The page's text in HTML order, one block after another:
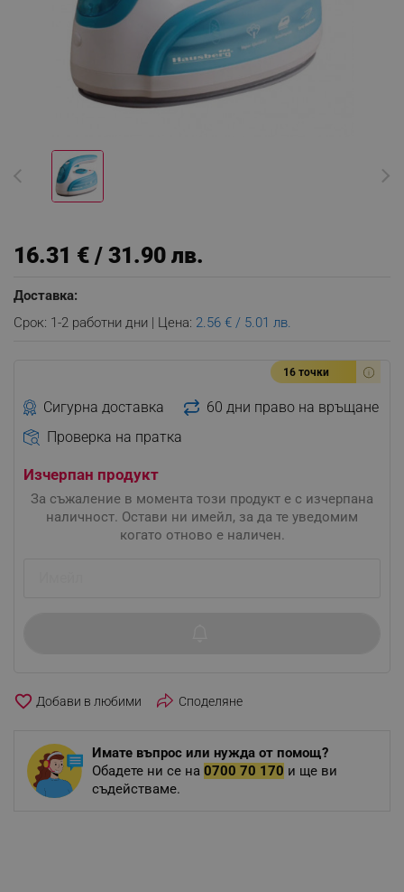
16.31 € / 31.90 лв.
Доставка:
Срок: 1-2 работни дни | Цена: 2.56 € / 5.01 лв.
16 точки
Сигурна доставка
60 дни право на връщане
Проверка на пратка
Изчерпан продукт
За съжаление в момента този продукт е с изчерпана
наличност. Остави ни имейл, за да те уведомим
когато отново е наличен.
favorite_border Споделяне
Имате въпрос или нужда от помощ?
Обадете ни се на 0700 70 170 и ще ви
съдействаме.